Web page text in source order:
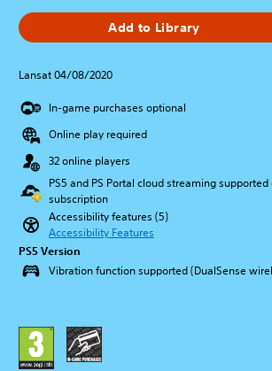
Add to Library
Lansat 04/08/2020
In-game purchases optional
Online play required
32 online players
PS5 and PS Portal cloud streaming
subscription
Accessibility features (5)
Accessibility Features
PS5 Version
Vibration function supported (DualSense